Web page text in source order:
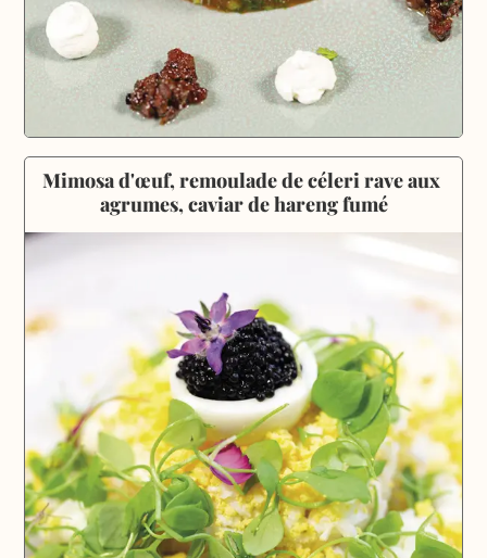
Mimosa d'œuf, remoulade de céleri rave aux
agrumes, caviar de hareng fumé